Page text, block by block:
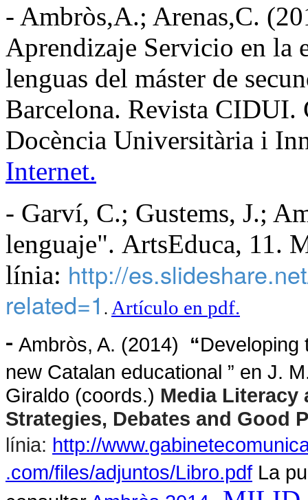
- Ambròs,A.; Arenas,C.
Aprendizaje Servicio en la
lenguas del máster de
Barcelona. Revista CIDUI.
Docència Universitària i
Internet.
- Garví, C.; Gustems, J.;
lenguaje". ArtsEduca, 11.
línia: http://
related=1 . Artículo en pdf.
- Ambròs, A. (2014) “Developing
new Catalan educational ” en J.
Giraldo (coords.) Media Literacy
Strategies, Debates and Good
línia: http://www.
.com/files/adjuntos/Libro.pdf La